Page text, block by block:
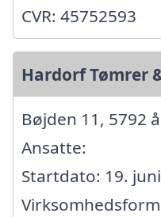
CVR: 45752593
Hardorf Tømrer
Bøjden 11, 5792
Ansatte:
Startdato: 19.